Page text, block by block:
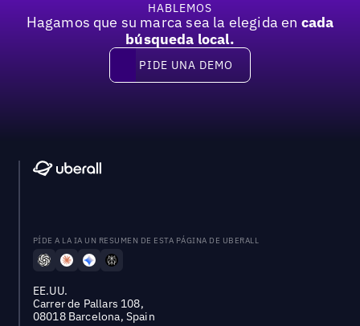
HABLEMOS
Hagamos que su marca sea la elegida en cada
búsqueda local.
Pide una demo
PIDE UNA DEMO
PÍDE A LA IA UN RESUMEN DE ESTA PÁGINA DE UBERALL
EE.UU.
Carrer de Pallars 108,
08018 Barcelona, Spain